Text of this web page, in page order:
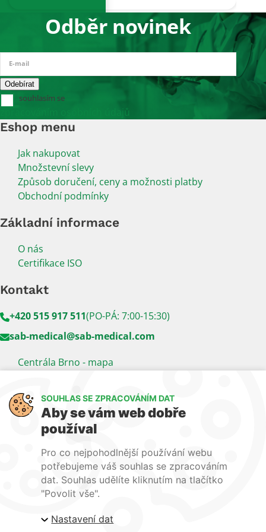
Odběr novinek
E-mail
souhlasím se
zpracováním osobních údajů
Eshop menu
Jak nakupovat
Množstevní slevy
Způsob doručení, ceny a možnosti platby
Obchodní podmínky
Základní informace
O nás
Certifikace ISO
Kontakt
+420 515 917 511(PO-PÁ: 7:00-15:30)
sab-medical@sab-medical.com
Centrála Brno - mapa
Sledujte nás
LinkedIn Facebook
Naše další weby:
www.lecba-rakoviny.com
www.lecba-bolesti.com
SOUHLAS SE ZPRACOVÁNÍM DAT
Aby se vám web dobře
používal
Pro co nejpohodlnější používání webu
potřebujeme váš souhlas se zpracováním
dat. Souhlas udělíte kliknutím na tlačítko
"Povolit vše".
Nastavení dat